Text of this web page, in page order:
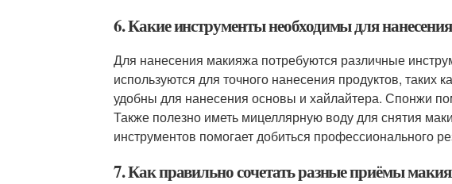
6. Какие инструменты необходимы для
Для нанесения макияжа потребуются различные
используются для точного нанесения продуктов,
удобны для нанесения основы и хайлайтера. Спонжи
Также полезно иметь мицеллярную воду для снятия
инструментов помогает добиться профессионального
7. Как правильно сочетать разные приёмы